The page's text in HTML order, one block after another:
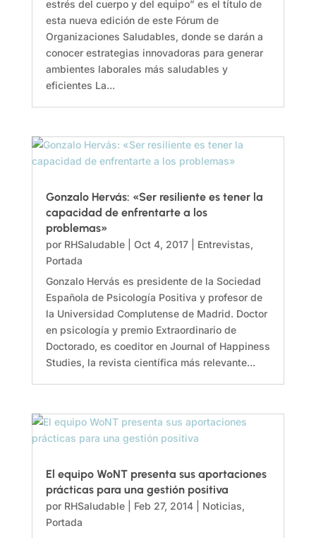
estrés del cuerpo y del equipo” es el título de
esta nueva edición de este Fórum de
Organizaciones Saludables, donde se darán a
conocer estrategias innovadoras para generar
ambientes laborales más saludables y
eficientes La...
Gonzalo Hervás: «Ser resiliente es tener la
capacidad de enfrentarte a los
problemas»
por RHSaludable| Oct 4, 2017| Entrevistas,
Portada
Gonzalo Hervás es presidente de la Sociedad
Española de Psicología Positiva y profesor de
la Universidad Complutense de Madrid. Doctor
en psicología y premio Extraordinario de
Doctorado, es coeditor en Journal of Happiness
Studies, la revista científica más relevante...
El equipo WoNT presenta sus aportaciones
prácticas para una gestión positiva
por RHSaludable| Feb 27, 2014| Noticias,
Portada